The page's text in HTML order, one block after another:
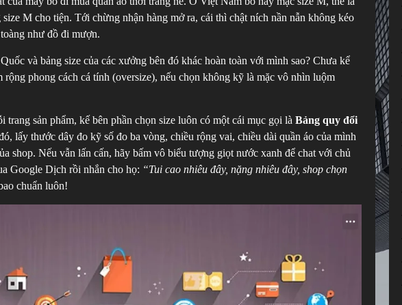
M cho tiện. Tới chừng nhận hàng mở ra, cái thì chật ních nần nẫn không kéo
như đồ đi mượn.
và bảng size của các xưởng bên đó khác hoàn toàn với mình sao? Chưa kể
rộng phong cách cá tính (oversize), nếu chọn không kỹ là mặc vô nhìn luộm
trang sản phẩm, kế bên phần chọn size luôn có một cái mục gọi là Bảng quy đổi
lấy thước dây đo kỹ số đo ba vòng, chiều rộng vai, chiều dài quần áo của mình
shop. Nếu vẫn lấn cấn, hãy bấm vô biểu tượng giọt nước xanh để chat với chủ
Google Dịch rồi nhắn cho họ: “Tui cao nhiêu đây, nặng nhiêu đây, shop chọn
chuẩn luôn!